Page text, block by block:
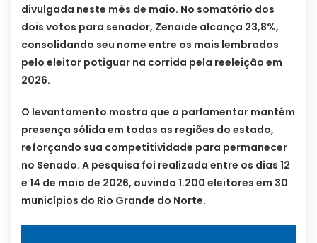
divulgada neste mês de maio. No somatório dos
dois votos para senador, Zenaide alcança 23,8%,
consolidando seu nome entre os mais lembrados
pelo eleitor potiguar na corrida pela reeleição em
2026.
O levantamento mostra que a parlamentar mantém
presença sólida em todas as regiões do estado,
reforçando sua competitividade para permanecer
no Senado. A pesquisa foi realizada entre os dias 12
e 14 de maio de 2026, ouvindo 1.200 eleitores em 30
municípios do Rio Grande do Norte.